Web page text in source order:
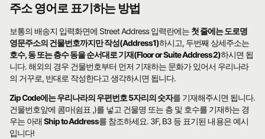
주소 영어로 표기하는 방법
보통의 배송지 입력화면에 Street Address 입력란에는 첫 줄에는 도로명
영문주소의 건물번호까지만 작성(Address1)하시고, 두번째 상세주소는
호수, 동 또는 층수 동을 순서대로 기재(Floor or Suite Address2)하시면 됩
니다. 해외의 경우 건물번호부터 먼저 기재하는 문화가 있어서 우리나라
의 거꾸로, 반대로 작성한다고 생각하시면 됩니다.
Zip Code에는 우리나라의 우편번호 5자리의 숫자를 기재해주시면 됩니다.
건물번호앞에 콤마(쉼표 ,)를 넣고 건물명 또는 층 및 호수를 기재하는 경
우는 아래Ship to Address를 참조하세요. 3F, B3 등 표기된 내용은 예시
입니다!